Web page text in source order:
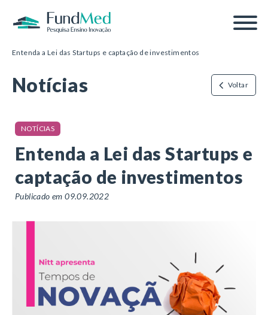
Entenda a Lei das Startups e captação de investimentos
Notícias Voltar
NOTÍCIAS
Entenda a Lei das Startups e
captação de investimentos
Publicado em 09.09.2022